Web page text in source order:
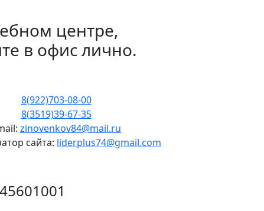
центре,
в офис лично.
8(922)703-08-00
8(3519)39-67-35
zinovenkov84@mail.ru
сайта: liderplus74@gmail.com